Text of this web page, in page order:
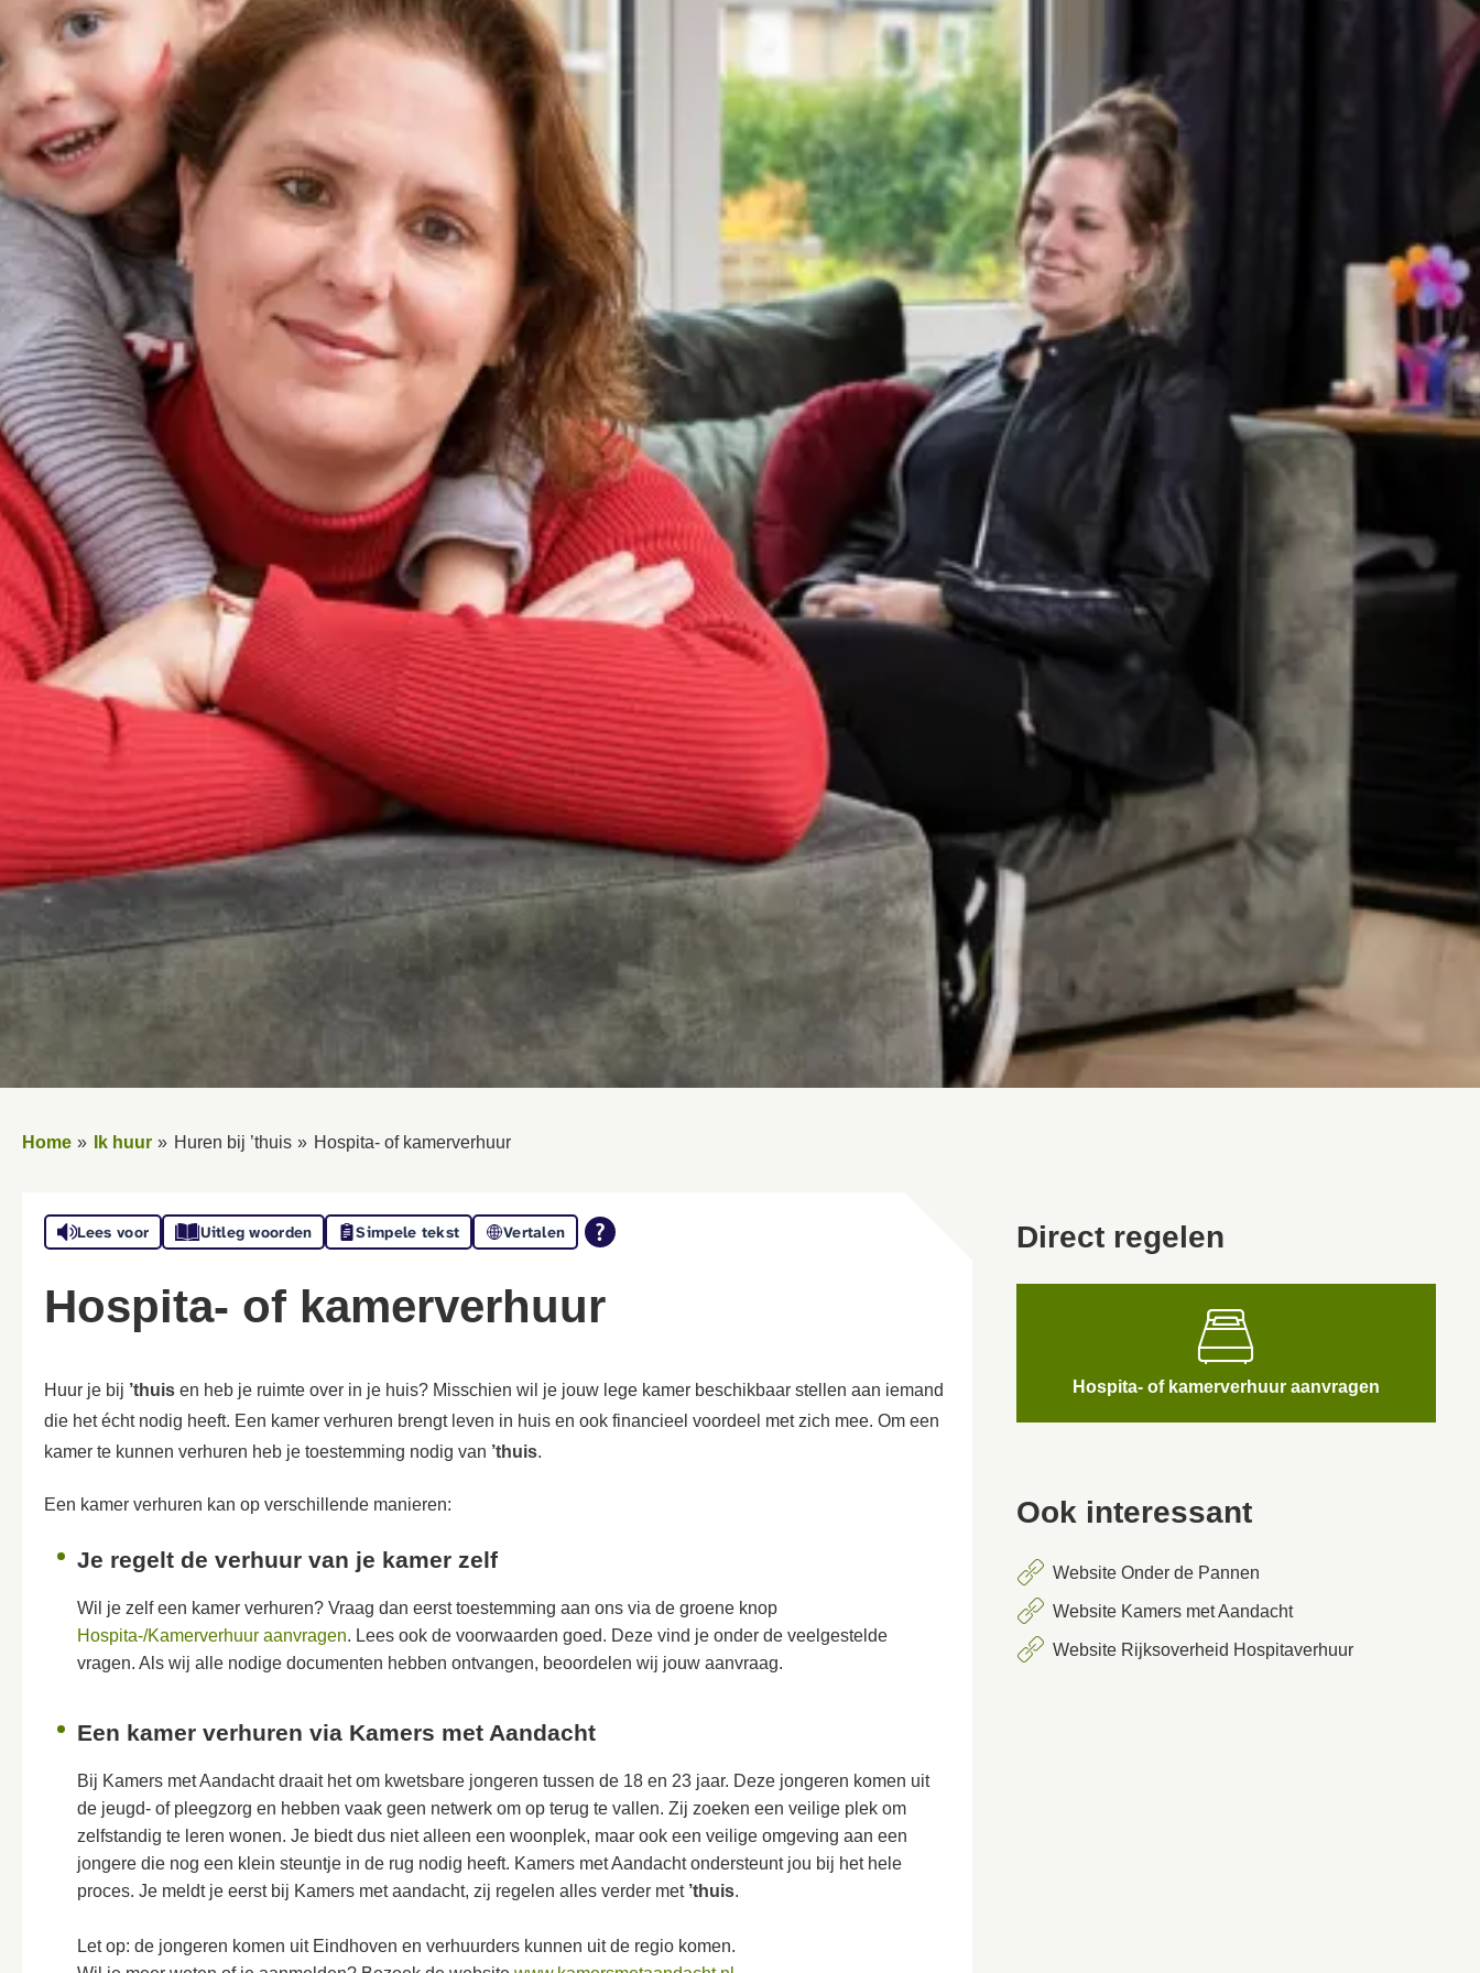
Home Ik huur Huren bij ’thuis Hospita- of kamerverhuur
Lees voor Uitleg woorden Simpele tekst Vertalen
Hospita- of kamerverhuur
Huur je bij ’thuis en heb je ruimte over in je huis? Misschien wil je jouw lege kamer beschikbaar stellen aan iemand
die het écht nodig heeft. Een kamer verhuren brengt leven in huis en ook financieel voordeel met zich mee. Om een
kamer te kunnen verhuren heb je toestemming nodig van ’thuis.
Een kamer verhuren kan op verschillende manieren:
Je regelt de verhuur van je kamer zelf
Wil je zelf een kamer verhuren? Vraag dan eerst toestemming aan ons via de groene knop
Hospita-/Kamerverhuur aanvragen. Lees ook de voorwaarden goed. Deze vind je onder de veelgestelde
vragen. Als wij alle nodige documenten hebben ontvangen, beoordelen wij jouw aanvraag.
Een kamer verhuren via Kamers met Aandacht
Bij Kamers met Aandacht draait het om kwetsbare jongeren tussen de 18 en 23 jaar. Deze jongeren komen uit
de jeugd- of pleegzorg en hebben vaak geen netwerk om op terug te vallen. Zij zoeken een veilige plek om
zelfstandig te leren wonen. Je biedt dus niet alleen een woonplek, maar ook een veilige omgeving aan een
jongere die nog een klein steuntje in de rug nodig heeft. Kamers met Aandacht ondersteunt jou bij het hele
proces. Je meldt je eerst bij Kamers met aandacht, zij regelen alles verder met ’thuis.
Let op: de jongeren komen uit Eindhoven en verhuurders kunnen uit de regio komen.
Direct regelen

Hospita- of kamerverhuur aanvragen
Ook interessant
Website Onder de Pannen
Website Kamers met Aandacht
Website Rijksoverheid Hospitaverhuur